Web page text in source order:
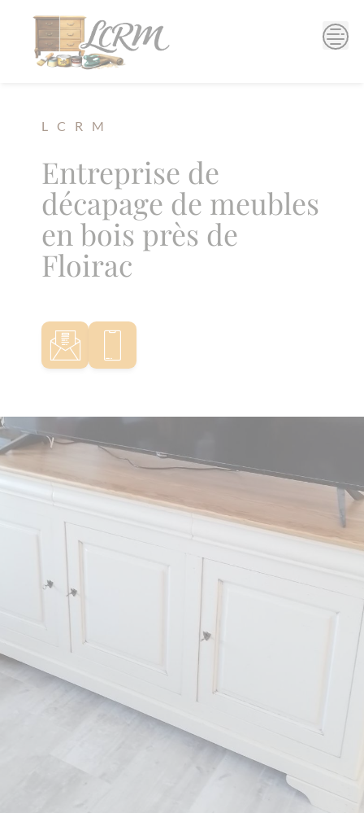
L C R M
Entreprise de
décapage de meubles
en bois près de
Floirac